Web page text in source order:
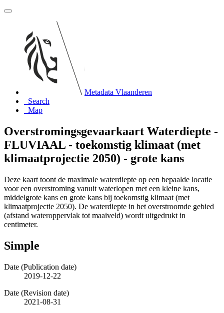
Metadata Vlaanderen
Search
Map
Overstromingsgevaarkaart Waterdiepte -
FLUVIAAL - toekomstig klimaat (met
klimaatprojectie 2050) - grote kans
Deze kaart toont de maximale waterdiepte op een bepaalde locatie
voor een overstroming vanuit waterlopen met een kleine kans,
middelgrote kans en grote kans bij toekomstig klimaat (met
klimaatprojectie 2050). De waterdiepte in het overstroomde gebied
(afstand wateroppervlak tot maaiveld) wordt uitgedrukt in
centimeter.
Simple
Date (Publication date)
2019-12-22
Date (Revision date)
2021-08-31